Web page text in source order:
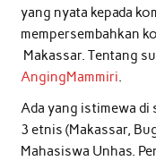
yang nyata kepada
mempersembahkan
Makassar. Tentang
AngingMammiri.
Ada yang istimewa di
3 etnis (Makassar,
Mahasiswa Unhas.